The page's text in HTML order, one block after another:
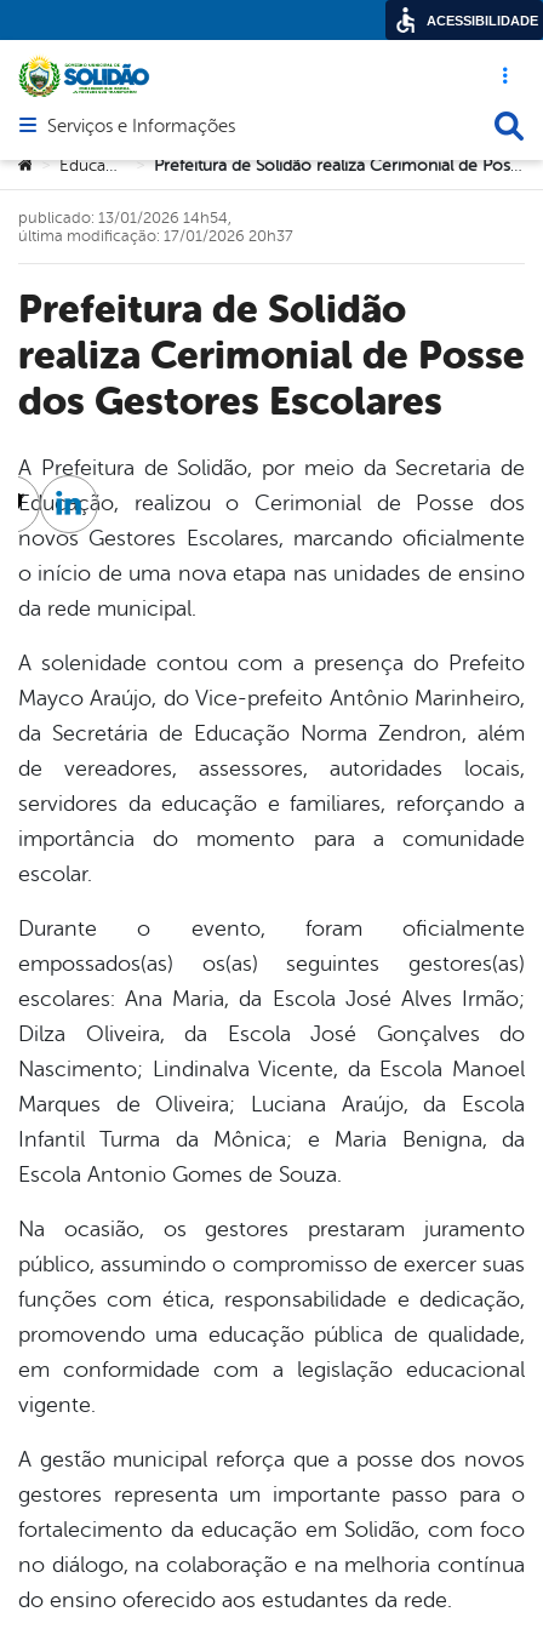
Acesso
Abrir menu principal de navegação
Serviços e Informações
Você está aqui:
> Educação > Prefeitura de Solidão realiza Cerimonial de Posse dos Gestores Escolares
Prefeitura de Solidão
realiza Cerimonial de Posse
dos Gestores Escolares
publicado: 13/01/2026 14h54,
última modificação: 17/01/2026 20h37
A Prefeitura de Solidão, por meio da Secretaria de
Educação, realizou o Cerimonial de Posse dos
novos Gestores Escolares, marcando oficialmente
o início de uma nova etapa nas unidades de ensino
da rede municipal.
A solenidade contou com a presença do Prefeito
Mayco Araújo, do Vice-prefeito Antônio Marinheiro,
da Secretária de Educação Norma Zendron, além
de vereadores, assessores, autoridades locais,
servidores da educação e familiares, reforçando a
importância do momento para a comunidade
escolar.
Durante o evento, foram oficialmente
empossados(as) os(as) seguintes gestores(as)
escolares: Ana Maria, da Escola José Alves Irmão;
Dilza Oliveira, da Escola José Gonçalves do
Nascimento; Lindinalva Vicente, da Escola Manoel
Marques de Oliveira; Luciana Araújo, da Escola
Infantil Turma da Mônica; e Maria Benigna, da
Escola Antonio Gomes de Souza.
Na ocasião, os gestores prestaram juramento
público, assumindo o compromisso de exercer suas
funções com ética, responsabilidade e dedicação,
promovendo uma educação pública de qualidade,
em conformidade com a legislação educacional
vigente.
A gestão municipal reforça que a posse dos novos
gestores representa um importante passo para o
fortalecimento da educação em Solidão, com foco
no diálogo, na colaboração e na melhoria contínua
do ensino oferecido aos estudantes da rede.
Twitter
Linkedin
ACESSIBILIDADE